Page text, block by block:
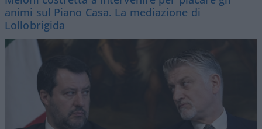
animi sul Piano Casa. La mediazione di
Lollobrigida